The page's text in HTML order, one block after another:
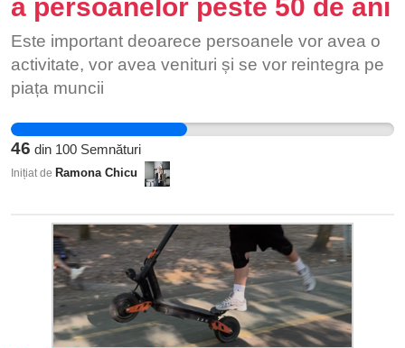
a persoanelor peste 50 de ani
Este important deoarece persoanele vor avea o
activitate, vor avea venituri și se vor reintegra pe
piața muncii
46 din 100 Semnături
Inițiat de Ramona Chicu